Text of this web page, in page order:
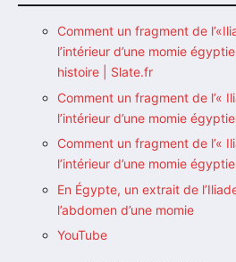
Comment un fragment de
l’intérieur d’une momie
histoire | Slate.fr
Comment un fragment de l’«
l’intérieur d’une momie
Comment un fragment de l’«
l’intérieur d’une momie
En Égypte, un extrait de
l’abdomen d’une momie
YouTube